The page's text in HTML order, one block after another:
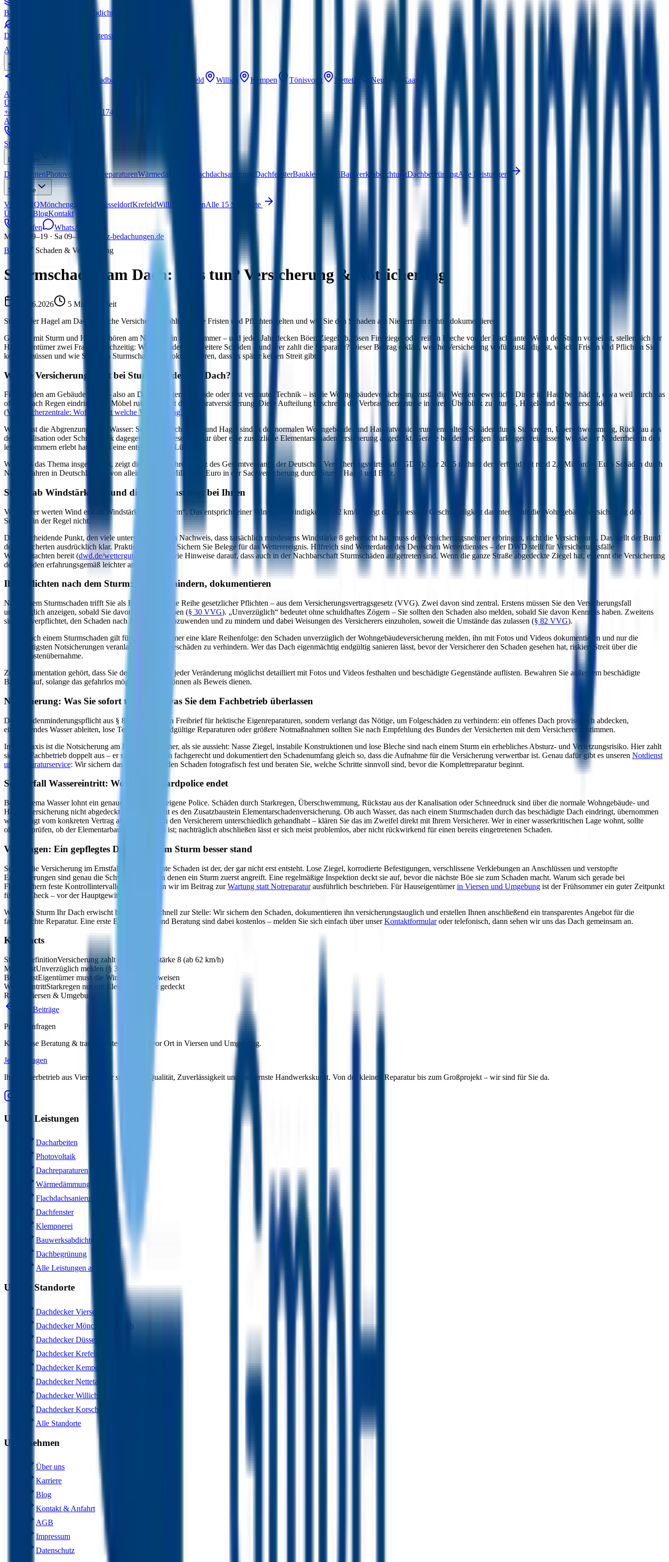
Bauwerksabdichtung Kellerabdichtung nach DIN
Dachbegrünung
Extensiv & Intensiv
Alle Leistungen
Standorte
Mönchengladbach Krefeld Willich Kempen Tönisvorst Nettetal Neuss
Kaarst
Alle 15 Standorte
Über uns
+49 2162 5471060
+49 174 7417864
Anfrage senden
Startseite
Leistungen
DacharbeitenPhotovoltaik DachreparaturenWärmedämmung Flachdachsanierung DachfensterBauklempnereiBauwerksabdichtungDachbegrünungAlle Leistungen
Standorte
Viersen HQMönchengladbach DüsseldorfKrefeldWillich KempenAlle 15 Standorte
Über unsBlogKontakt
Anrufen
WhatsApp
Mo–Fr 09–19 · Sa 09–15
info@rz-bedachungen.de
Blog
Schaden & Versicherung
Sturmschaden am Dach: Was tun? Versicherung & Notsicherung
08.06.2026 5 Min. Lesezeit
Sturm oder Hagel am Dach? Welche Versicherung zahlt, welche Fristen und Pflichten gelten und wie Sie den Schaden am Niederrhein richtig dokumentieren.
Gewitter mit Sturm und Hagel gehören am Niederrhein zum Sommer – und jedes Jahr decken Böen Ziegel ab, lösen Firstziegel oder reißen Bleche von der Dachkante. Wenn der Sturm vorbei ist, stellen sich für
Hauseigentümer zwei Fragen gleichzeitig: Wie verhindere ich weitere Schäden – und wer zahlt die Reparatur? Dieser Beitrag erklärt, welche Versicherung wofür zuständig ist, welche Fristen und Pflichten Sie
kennen müssen und wie Sie einen Sturmschaden so dokumentieren, dass es später keinen Streit gibt.
Welche Versicherung zahlt bei Sturmschäden am Dach?
Für Schäden am Gebäude selbst – also an Dach, Fenstern, Fassade oder fest verbauter Technik – ist die Wohngebäudeversicherung zuständig. Werden bewegliche Dinge im Haus beschädigt, etwa weil durch das
offene Dach Regen eindringt und Möbel ruiniert, greift die Hausratversicherung. Diese Aufteilung beschreibt die Verbraucherzentrale in ihrem Überblick zu Sturm-, Hagel- und Gewitterschäden
(Verbraucherzentrale: Wofür haftet welche Versicherung?
Wichtig ist die Abgrenzung beim Wasser: Schäden durch Sturm und Hagel sind in der normalen Wohngebäude- und Hausratversicherung enthalten. Schäden durch Starkregen, Überschwemmung, Rückstau aus
der Kanalisation oder Schneedruck dagegen nicht – diese sind nur über eine zusätzliche Elementarschadenversicherung abgedeckt. Gerade bei den heftigen Starkregenereignissen, wie sie der Niederrhein in den
letzten Sommern erlebt hat, ist das eine entscheidende Lücke.
Wie groß das Thema insgesamt ist, zeigt die Naturgefahrenbilanz des Gesamtverbands der Deutschen Versicherungswirtschaft (GDV): Für 2025 rechnet der Verband mit rund 2,6 Milliarden Euro Schäden durch
Naturgefahren in Deutschland, davon allein rund 1,4 Milliarden Euro in der Sachversicherung durch Sturm, Hagel und Blitz.
Sturm ab Windstärke 8 – und die Beweislast liegt bei Ihnen
Versicherer werten Wind erst ab Windstärke 8 als „Sturm“. Das entspricht einer Windgeschwindigkeit ab 62 km/h. Liegt die gemessene Geschwindigkeit darunter, zahlt die Wohngebäudeversicherung den
Schaden in der Regel nicht.
Der entscheidende Punkt, den viele unterschätzen: Den Nachweis, dass tatsächlich mindestens Windstärke 8 geherrscht hat, muss der Versicherungsnehmer erbringen, nicht die Versicherung. Das stellt der Bund
der Versicherten ausdrücklich klar. Praktisch heißt das: Sichern Sie Belege für das Wetterereignis. Hilfreich sind Wetterdaten des Deutschen Wetterdienstes – der DWD stellt für Versicherungsfälle
Wettergutachten bereit (dwd.de/wettergutachten
) – sowie Hinweise darauf, dass auch in der Nachbarschaft Sturmschäden aufgetreten sind. Wenn die ganze Straße abgedeckte Ziegel hat, erkennt die Versicherung
den Schaden erfahrungsgemäß leichter an.
Ihre Pflichten nach dem Sturm: melden, mindern, dokumentieren
Nach einem Sturmschaden trifft Sie als Eigentümer eine Reihe gesetzlicher Pflichten – aus dem Versicherungsvertragsgesetz (VVG). Zwei davon sind zentral. Erstens müssen Sie den Versicherungsfall
unverzüglich anzeigen, sobald Sie davon Kenntnis haben (§ 30 VVG). „Unverzüglich“ bedeutet ohne schuldhaftes Zögern – Sie sollten den Schaden also melden, sobald Sie davon Kenntnis haben. Zweitens
sind Sie verpflichtet, den Schaden nach Möglichkeit abzuwenden und zu mindern und dabei Weisungen des Versicherers einzuholen, soweit die Umstände das zulassen (§ 82 VVG).
Nach einem Sturmschaden gilt für Hauseigentümer eine klare Reihenfolge: den Schaden unverzüglich der Wohngebäudeversicherung melden, ihn mit Fotos und Videos dokumentieren und nur die
nötigsten Notsicherungen veranlassen, um Folgeschäden zu verhindern. Wer das Dach eigenmächtig endgültig sanieren lässt, bevor der Versicherer den Schaden gesehen hat, riskiert Streit über die
Kostenübernahme.
Zur Dokumentation gehört, dass Sie den Schaden vor jeder Veränderung möglichst detailliert mit Fotos und Videos festhalten und beschädigte Gegenstände auflisten. Bewahren Sie außerdem beschädigte
Bauteile auf, solange das gefahrlos möglich ist – sie können als Beweis dienen.
Notsicherung: Was Sie sofort tun – und was Sie dem Fachbetrieb überlassen
Die Schadenminderungspflicht aus § 82 VVG ist kein Freibrief für hektische Eigenreparaturen, sondern verlangt das Nötige, um Folgeschäden zu verhindern: ein offenes Dach provisorisch abdecken,
eindringendes Wasser ableiten, lose Teile sichern. Endgültige Reparaturen oder größere Notmaßnahmen sollten Sie nach Empfehlung des Bundes der Versicherten mit dem Versicherer abstimmen.
In der Praxis ist die Notsicherung am Dach gefährlicher, als sie aussieht: Nasse Ziegel, instabile Konstruktionen und lose Bleche sind nach einem Sturm ein erhebliches Absturz- und Verletzungsrisiko. Hier zahlt
sich ein Fachbetrieb doppelt aus – er sichert das Dach fachgerecht und dokumentiert den Schadenumfang gleich so, dass die Aufnahme für die Versicherung verwertbar ist. Genau dafür gibt es unseren Notdienst
und Reparaturservice: Wir sichern das Dach, halten den Schaden fotografisch fest und beraten Sie, welche Schritte sinnvoll sind, bevor die Komplettreparatur beginnt.
Sonderfall Wassereintritt: Wo die Standardpolice endet
Beim Thema Wasser lohnt ein genauer Blick in die eigene Police. Schäden durch Starkregen, Überschwemmung, Rückstau aus der Kanalisation oder Schneedruck sind über die normale Wohngebäude- und
Hausratversicherung nicht abgedeckt – dafür braucht es den Zusatzbaustein Elementarschadenversicherung. Ob auch Wasser, das nach einem Sturmschaden durch das beschädigte Dach eindringt, übernommen
wird, hängt vom konkreten Vertrag ab und wird von den Versicherern unterschiedlich gehandhabt – klären Sie das im Zweifel direkt mit Ihrem Versicherer. Wer in einer wasserkritischen Lage wohnt, sollte
ohnehin prüfen, ob der Elementarbaustein enthalten ist; nachträglich abschließen lässt er sich meist problemlos, aber nicht rückwirkend für einen bereits eingetretenen Schaden.
Vorbeugen: Ein gepflegtes Dach hält dem Sturm besser stand
So sehr die Versicherung im Ernstfall hilft – der beste Schaden ist der, der gar nicht erst entsteht. Lose Ziegel, korrodierte Befestigungen, verschlissene Verklebungen an Anschlüssen und verstopfte
Entwässerungen sind genau die Schwachstellen, an denen ein Sturm zuerst angreift. Eine regelmäßige Inspektion deckt sie auf, bevor die nächste Böe sie zum Schaden macht. Warum sich gerade bei
Flachdächern feste Kontrollintervalle lohnen, haben wir im Beitrag zurWartung statt Notreparaturausführlich beschrieben. Für Hauseigentümerin Viersen und Umgebung ist der Frühsommer ein guter Zeitpunkt
für den Check – vor der Hauptgewittersaison.
Wenn ein Sturm Ihr Dach erwischt hat, sind wir schnell zur Stelle: Wir sichern den Schaden, dokumentieren ihn versicherungstauglich und erstellen Ihnen anschließend ein transparentes Angebot für die
fachgerechte Reparatur. Eine erste Einschätzung und Beratung sind dabei kostenlos – melden Sie sich einfach über unserKontaktformularoder telefonisch, dann sehen wir uns das Dach gemeinsam an.
Key Facts
Sturm-DefinitionVersicherung zahlt erst ab Windstärke 8 (ab 62 km/h)
MeldefristUnverzüglich melden (§ 30 VVG)
BeweislastEigentümer muss die Windstärke nachweisen
WassereintrittStarkregen nur mit Elementarschutz gedeckt
Region
Viersen & Umgebung
Alle Beiträge
Projekt anfragen
Kostenlose Beratung & transparentes Angebot vor Ort in Viersen und Umgebung.
Jetzt anfragen
Ihr Meisterbetrieb aus Viersen. Wir stehen für Qualität, Zuverlässigkeit und modernste Handwerkskunst. Von der kleinen Reparatur bis zum Großprojekt – wir sind für Sie da.
Unsere Leistungen
Dacharbeiten
Photovoltaik
Dachreparaturen
Wärmedämmung
Flachdachsanierung
Dachfenster
Klempnerei
Bauwerksabdichtung
Dachbegrünung
Alle Leistungen ansehen
Unsere Standorte
Dachdecker Viersen
Dachdecker Mönchengladbach
Dachdecker Düsseldorf
Dachdecker Krefeld
Dachdecker Kempen
Dachdecker Nettetal
Dachdecker Willich
Dachdecker Korschenbroich
Alle Standorte
Unternehmen
Über uns
Karriere
Blog
Kontakt & Anfahrt
AGB
Impressum
Datenschutz